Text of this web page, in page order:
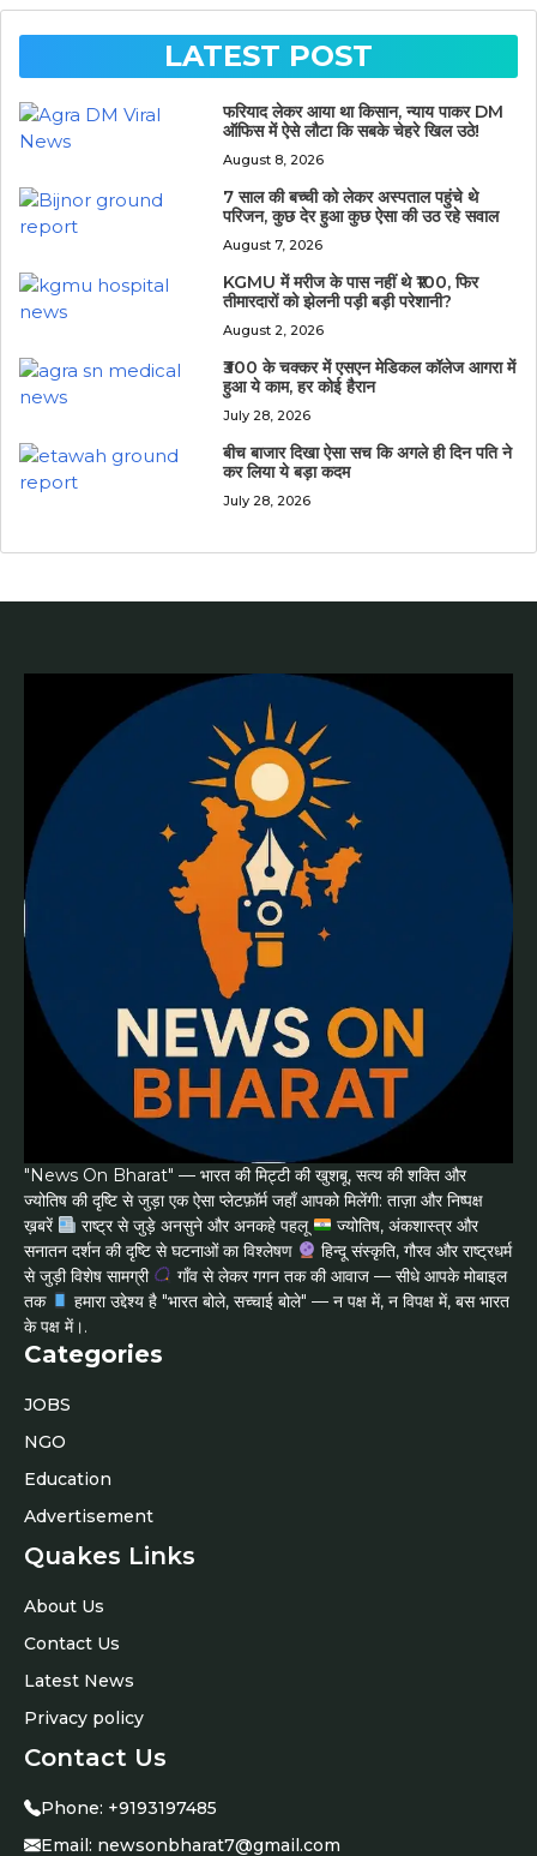
LATEST POST
फरियाद लेकर आया था किसान, न्याय पाकर DM
ऑफिस में ऐसे लौटा कि सबके चेहरे खिल उठे!
August 8, 2026
7 साल की बच्ची को लेकर अस्पताल पहुंचे थे
परिजन, कुछ देर हुआ कुछ ऐसा की उठ रहे सवाल
August 7, 2026
KGMU में मरीज के पास नहीं थे ₹100, फिर
तीमारदारों को झेलनी पड़ी बड़ी परेशानी?
August 2, 2026
₹300 के चक्कर में एसएन मेडिकल कॉलेज आगरा में
हुआ ये काम, हर कोई हैरान
July 28, 2026
बीच बाजार दिखा ऐसा सच कि अगले ही दिन पति ने
कर लिया ये बड़ा कदम
July 28, 2026
"News On Bharat" — भारत की मिट्टी की खुशबू, सत्य की शक्ति और
ज्योतिष की दृष्टि से जुड़ा एक ऐसा प्लेटफ़ॉर्म जहाँ आपको मिलेंगी: ताज़ा और निष्पक्ष
ख़बरें
राष्ट्र से जुड़े अनसुने और अनकहे पहलू
ज्योतिष, अंकशास्त्र और
सनातन दर्शन की दृष्टि से घटनाओं का विश्लेषण
हिन्दू संस्कृति, गौरव और राष्ट्रधर्म
से जुड़ी विशेष सामग्री
गाँव से लेकर गगन तक की आवाज — सीधे आपके मोबाइल
तक
हमारा उद्देश्य है "भारत बोले, सच्चाई बोले" — न पक्ष में, न विपक्ष में, बस भारत
के पक्ष में।.
Categories
JOBS
NGO
Education
Advertisement
Quakes Links
About Us
Contact Us
Latest News
Privacy policy
Contact Us
Phone: +9193197485
Email: newsonbharat7@gmail.com